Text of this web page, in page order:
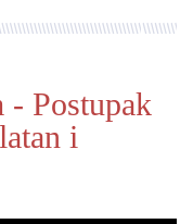
- Postupak
i